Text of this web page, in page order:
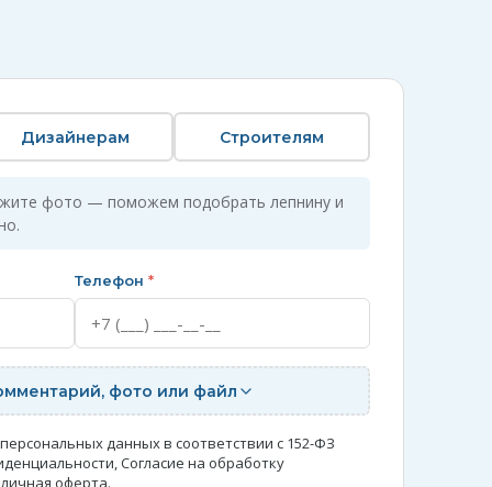
Дизайнерам Строителям
фото — поможем подобрать лепнину и
Телефон *
фото или файл
данных в соответствии с 152-ФЗ
,Согласие на обработку
оферта.